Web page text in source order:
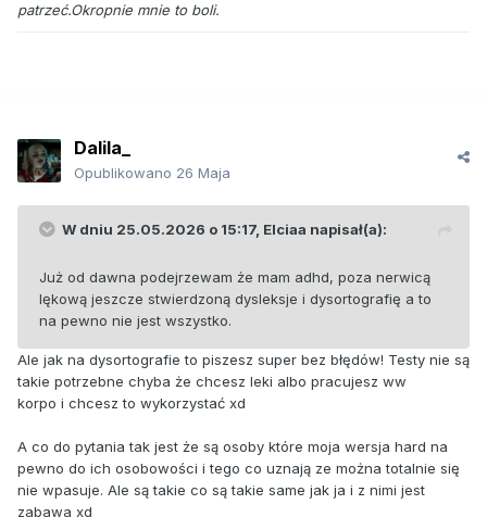
patrzeć.Okropnie mnie to boli.
Dalila_
Opublikowano 26 Maja
W dniu 25.05.2026 o 15:17, Elciaa napisał(a):
Już od dawna podejrzewam że mam adhd, poza nerwicą
lękową jeszcze stwierdzoną dysleksje i dysortografię a to
na pewno nie jest wszystko.
Ale jak na dysortografie to piszesz super bez błędów! Testy nie są
takie potrzebne chyba że chcesz leki albo pracujesz ww
korpo i chcesz to wykorzystać xd
A co do pytania tak jest że są osoby które moja wersja hard na
pewno do ich osobowości i tego co uznają ze można totalnie się
nie wpasuje. Ale są takie co są takie same jak ja i z nimi jest
zabawa xd